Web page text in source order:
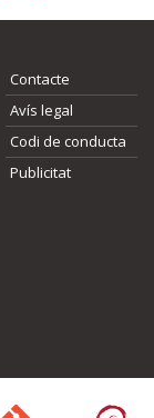
o
ompliu els
voleu informar-
Contacte
Avís legal
Codi de conducta
Publicitat